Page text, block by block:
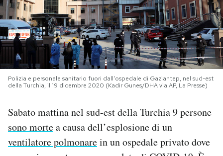
NEWSLETTER
I MIEI PREFERITI
CALENDARIO
Polizia e personale sanitario fuori dall'ospedale di Gaziantep, nel sud-est
della Turchia, il 19 dicembre 2020 (Kadir Gunes/DHA via AP, La Presse)
Sabato mattina nel sud-est della Turchia 9 persone
sono mortea causa dell’esplosione di un
ventilatore polmonarein un ospedale privato dove